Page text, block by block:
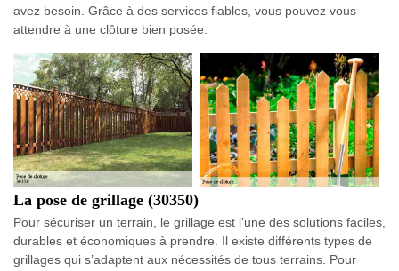
avez besoin. Grâce à des services fiables, vous pouvez vous
attendre à une clôture bien posée.
La pose de grillage (30350)
Pour sécuriser un terrain, le grillage est l’une des solutions faciles,
durables et économiques à prendre. Il existe différents types de
grillages qui s’adaptent aux nécessités de tous terrains. Pour